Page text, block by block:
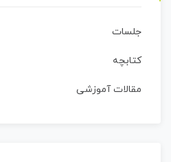
جلسات
کتابچه
مقالات آموزشی